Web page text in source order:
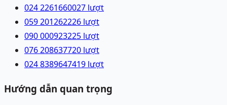
024 2261660027 lượt
059 201262226 lượt
090 000923225 lượt
076 208637720 lượt
024 8389647419 lượt
Hướng dẫn quan trọng